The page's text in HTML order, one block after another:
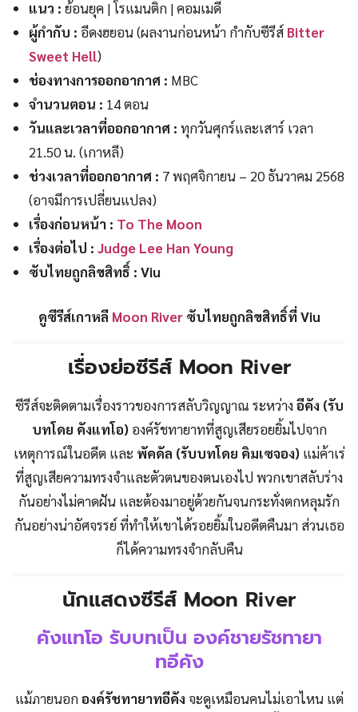
แนว : ย้อนยุค | โรแมนติก | คอมเมดี้
ผู้กำกับ : อีดงฮยอน (ผลงานก่อนหน้า กำกับซีรีส์ Bitter
Sweet Hell)
ช่องทางการออกอากาศ : MBC
จำนวนตอน : 14 ตอน
วันและเวลาที่ออกอากาศ : ทุกวันศุกร์และเสาร์ เวลา
21.50 น. (เกาหลี)
ช่วงเวลาที่ออกอากาศ : 7 พฤศจิกายน – 20 ธันวาคม 2568
(อาจมีการเปลี่ยนแปลง)
เรื่องก่อนหน้า : To The Moon
เรื่องต่อไป :Judge Lee Han Young
ซับไทยถูกลิขสิทธิ์ : Viu
ดูซีรีส์เกาหลี Moon Riverซับไทยถูกลิขสิทธิ์ที่ Viu
เรื่องย่อซีรีส์ Moon River
ซีรีส์จะติดตามเรื่องราวของการสลับวิญญาณ ระหว่างอีคัง (รับ
บทโดย คังแทโอ)องค์รัชทายาทที่สูญเสียรอยยิ้มไปจาก
เหตุการณ์ในอดีต และ พัคดัล (รับบทโดย คิมเซจอง)แม่ค้าเร่
ที่สูญเสียความทรงจำและตัวตนของตนเองไป พวกเขาสลับร่าง
กันอย่างไม่คาดฝัน และต้องมาอยู่ด้วยกันจนกระทั่งตกหลุมรัก
กันอย่างน่าอัศจรรย์ ที่ทำให้เขาได้รอยยิ้มในอดีตคืนมา ส่วนเธอ
ก็ได้ความทรงจำกลับคืน
นักแสดงซีรีส์ Moon River
คังแทโอ รับบทเป็น องค์ชายรัชทายา
ทอีคัง
แม้ภายนอกองค์รัชทายาทอีคังจะดูเหมือนคนไม่เอาไหน แต่